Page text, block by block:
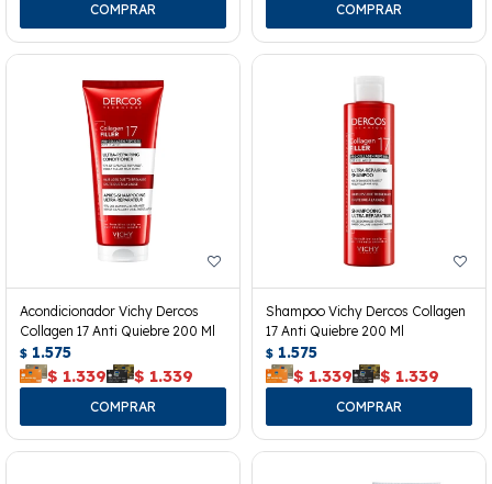
Acondicionador Vichy Dercos
Collagen 17 Anti Quiebre 200 Ml
$ 1.575
$ 1.339 $ 1.339
Shampoo Vichy Dercos Collagen
17 Anti Quiebre 200 Ml
$ 1.575
$ 1.339 $ 1.339